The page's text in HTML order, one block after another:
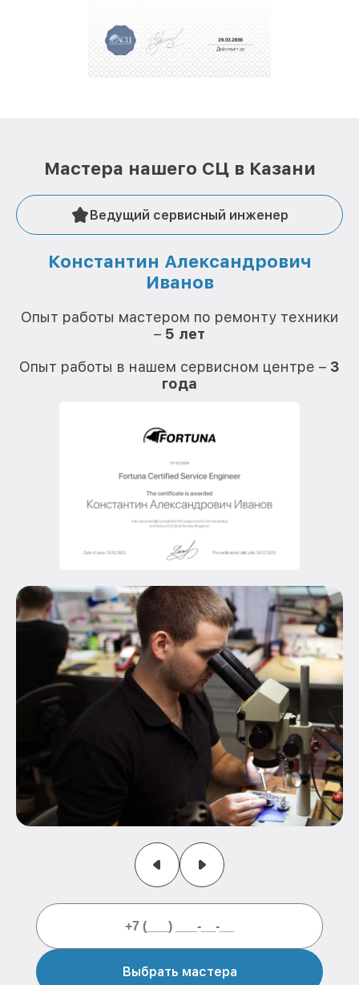
положительные отзывы и обрели отличную
репутацию. Мы постоянно совершенствуемся и
Мастера нашего СЦ в Казани
Ведущий сервисный инженер
Константин Александрович
Иванов
Опыт работы мастером по ремонту техники
– 5 лет
Опыт работы в нашем сервисном центре – 3
года
Выбрать мастера